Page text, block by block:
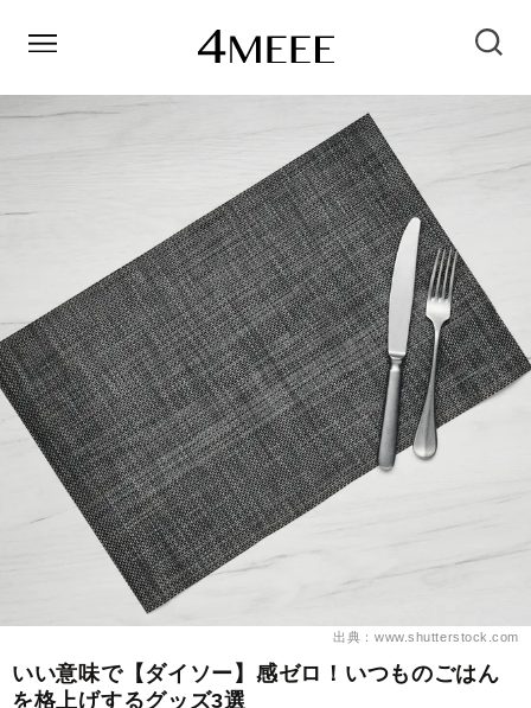
出典：www.shutterstock.com
いい意味で【ダイソー】感ゼロ！いつものごはん
を格上げするグッズ3選